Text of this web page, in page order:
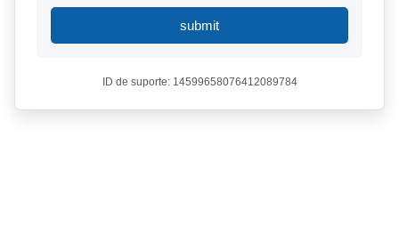
submit
ID de suporte: 14599658076412089784